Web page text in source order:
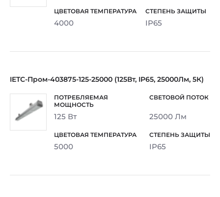
4000 IP65
IETC-Пром-403875-125-25000 (125Вт, IP65, 25000Лм, 5К)
125 Вт 25000 Лм
5000 IP65